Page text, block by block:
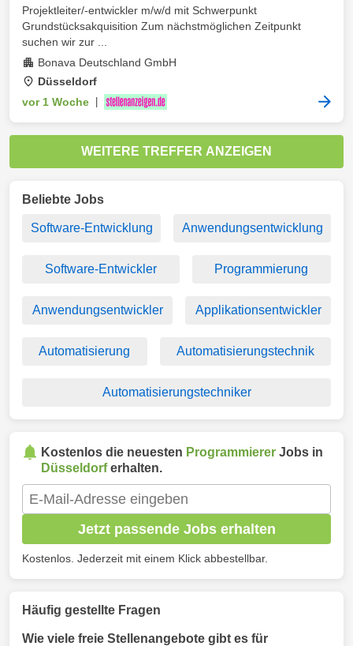
Projektleiter/-entwickler m/w/d mit Schwerpunkt
Grundstücksakquisition Zum nächstmöglichen Zeitpunkt
suchen wir zur ...
Bonava Deutschland GmbH
Düsseldorf
vor 1 Woche
WEITERE TREFFER ANZEIGEN
Beliebte Jobs
Software-Entwicklung Anwendungsentwicklung
Software-Entwickler Programmierung
Anwendungsentwickler Applikationsentwickler
Automatisierung Automatisierungstechnik
Automatisierungstechniker
Kostenlos die neuesten Programmierer Jobs in
Düsseldorferhalten.
Jetzt passende Jobs erhalten
Kostenlos. Jederzeit mit einem Klick abbestellbar.
Häufig gestellte Fragen
Wie viele freie Stellenangebote gibt es für